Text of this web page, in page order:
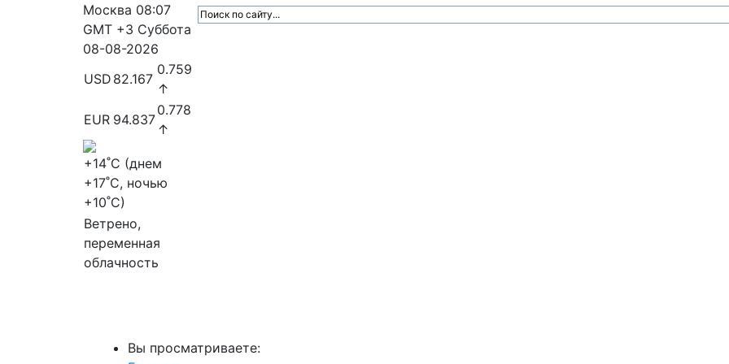
Москва 08:07
GMT +3 Суббота
08-08-2026
USD 82.167
0.759
↑
EUR 94.837
0.778
↑
+14˚C (днем
+17˚C, ночью
+10˚C)
Ветрено,
переменная
облачность
Вы просматриваете: